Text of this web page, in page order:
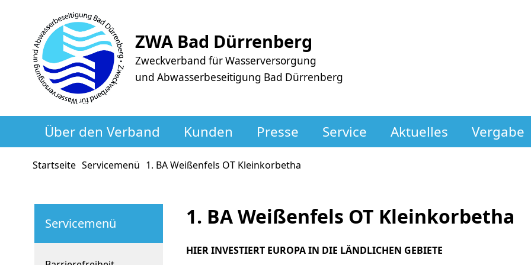
ZWA Bad Dürrenberg
Zweckverband für Wasserversorgung
und Abwasserbeseitigung Bad Dürrenberg
Über den Verband Kunden Presse Service Aktuelles Vergabe
Startseite Servicemenü 1. BA Weißenfels OT Kleinkorbetha
Servicemenü 1. BA Weißenfels OT Kleinkorbetha
HIER INVESTIERT EUROPA IN DIE LÄNDLICHEN GEBIETE